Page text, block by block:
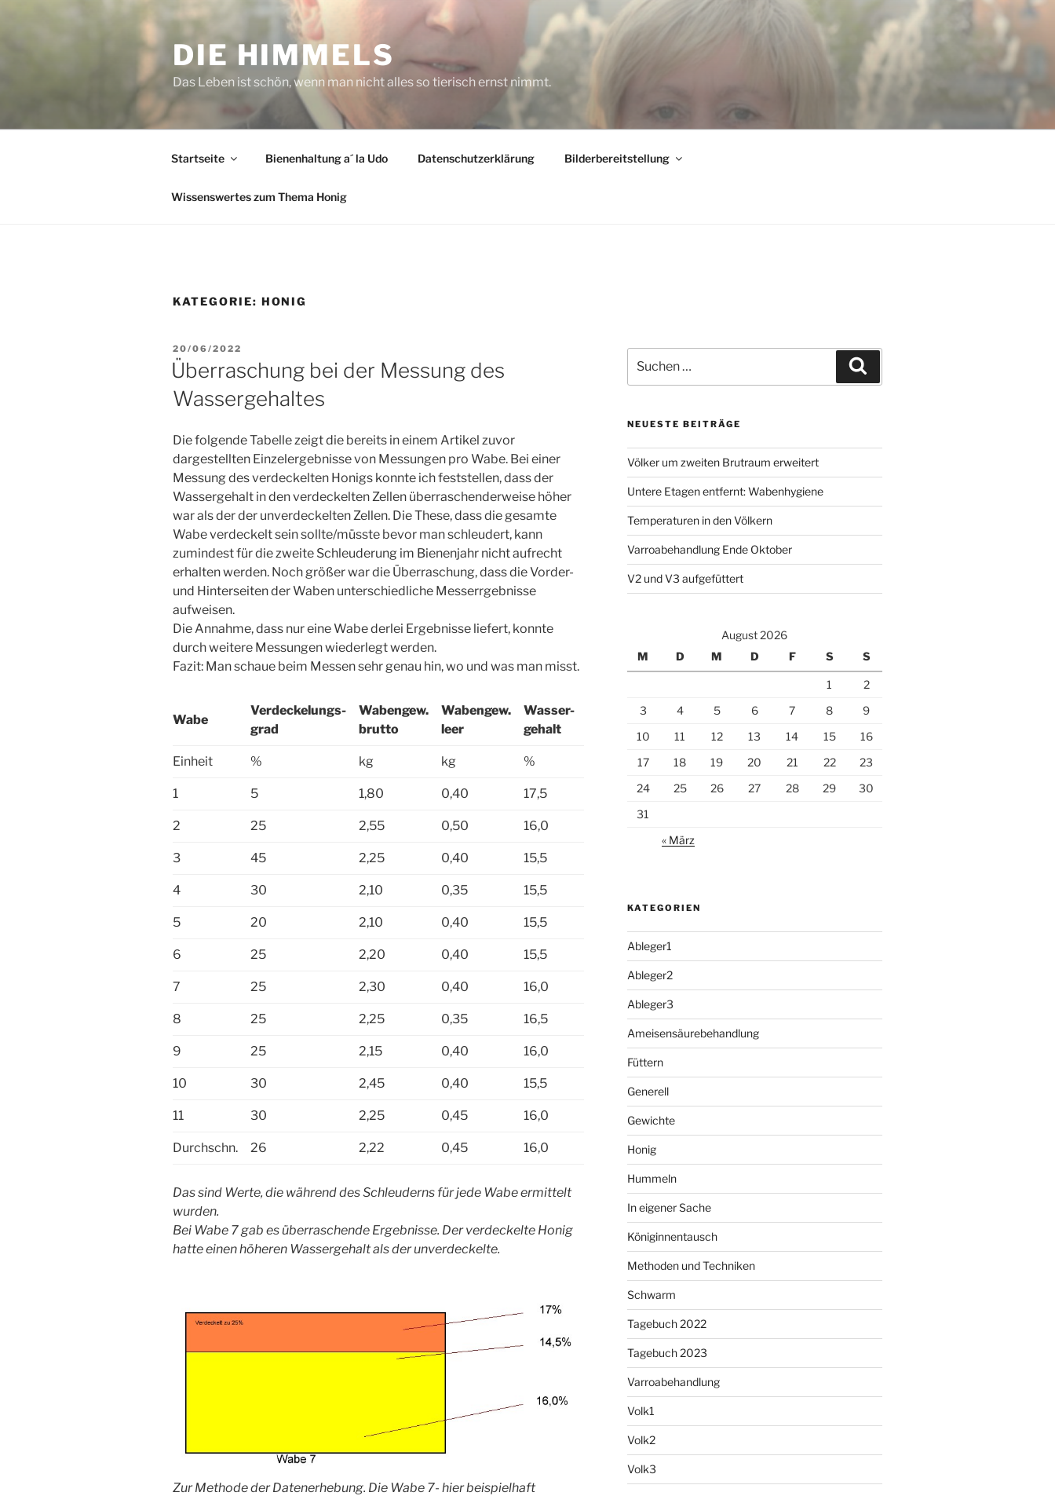
DIE HIMMELS
Das Leben ist schön, wenn man nicht alles so tierisch ernst nimmt.
Startseite Bienenhaltung a´ la Udo Datenschutzerklärung Bilderbereitstellung
Wissenswertes zum Thema Honig
KATEGORIE: HONIG
VERÖFFENTLICHT
AM
20/06/2022
Überraschung bei der Messung des
Wassergehaltes
Die folgende Tabelle zeigt die bereits in einem Artikel zuvor
dargestellten Einzelergebnisse von Messungen pro Wabe. Bei einer
Messung des verdeckelten Honigs konnte ich feststellen, dass der
Wassergehalt in den verdeckelten Zellen überraschenderweise höher
war als der der unverdeckelten Zellen. Die These, dass die gesamte
Wabe verdeckelt sein sollte/müsste bevor man schleudert, kann
zumindest für die zweite Schleuderung im Bienenjahr nicht aufrecht
erhalten werden. Noch größer war die Überraschung, dass die Vorder-
und Hinterseiten der Waben unterschiedliche Messerrgebnisse
aufweisen.
Die Annahme, dass nur eine Wabe derlei Ergebnisse liefert, konnte
durch weitere Messungen wiederlegt werden.
Fazit: Man schaue beim Messen sehr genau hin, wo und was man misst.
Wabe
Verdeckelungs-
grad
Wabengew.
brutto
Wabengew.
leer
Wasser-
gehalt
Einheit % kg kg %
1 5 1,80 0,40 17,5
2 25 2,55 0,50 16,0
3 45 2,25 0,40 15,5
4 30 2,10 0,35 15,5
5 20 2,10 0,40 15,5
6 25 2,20 0,40 15,5
7 25 2,30 0,40 16,0
8 25 2,25 0,35 16,5
9 25 2,15 0,40 16,0
10 30 2,45 0,40 15,5
11 30 2,25 0,45 16,0
Durchschn. 26 2,22 0,45 16,0
Das sind Werte, die während des Schleuderns für jede Wabe ermittelt
wurden.
Bei Wabe 7 gab es überraschende Ergebnisse. Der verdeckelte Honig
hatte einen höheren Wassergehalt als der unverdeckelte.
Zur Methode der Datenerhebung. Die Wabe 7- hier beispielhaft
nach:
NEUESTE BEITRÄGE
Völker um zweiten Brutraum erweitert
Untere Etagen entfernt: Wabenhygiene
Temperaturen in den Völkern
Varroabehandlung Ende Oktober
V2 und V3 aufgefüttert
August 2026
M
D M D F S S
1
2
3
4 5 6 7 8
9
10
11 12 13 14 15
16
17
18 19 20 21 22
23
24
25 26 27 28 29
30
31
« März
KATEGORIEN
Ableger1
Ableger2
Ableger3
Ameisensäurebehandlung
Füttern
Generell
Gewichte
Honig
Hummeln
In eigener Sache
Königinnentausch
Methoden und Techniken
Schwarm
Tagebuch 2022
Tagebuch 2023
Varroabehandlung
Volk1
Volk2
Volk3